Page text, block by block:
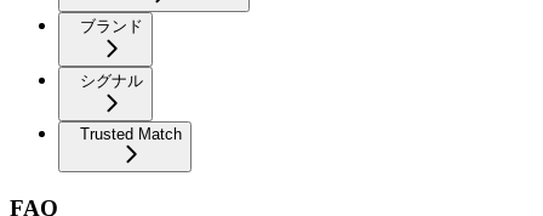
ブランド
シグナル
Trusted Match
FAQ